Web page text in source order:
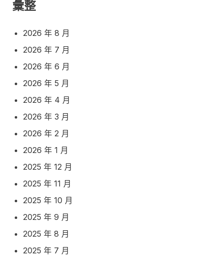
彙整
2026 年 8 月
2026 年 7 月
2026 年 6 月
2026 年 5 月
2026 年 4 月
2026 年 3 月
2026 年 2 月
2026 年 1 月
2025 年 12 月
2025 年 11 月
2025 年 10 月
2025 年 9 月
2025 年 8 月
2025 年 7 月